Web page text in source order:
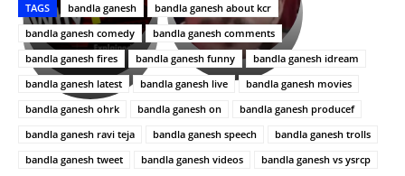
లేకుండా
అసంపూర్ణం
ఇండియా
స్టార్
హీరోయిన్‏గా
శ్రీనిధి
శెట్టి.
రివెంజ్
తీర్చుకున్న
ఉపాసన..
పాపం
రామ్
చరణ్
TAGS bandla ganesh
bandla ganesh about kcr
bandla ganesh comedy
bandla ganesh comments
bandla ganesh fires
bandla ganesh funny
bandla ganesh idream
bandla ganesh latest
bandla ganesh live
bandla ganesh movies
bandla ganesh ohrk
bandla ganesh on
bandla ganesh producef
bandla ganesh ravi teja
bandla ganesh speech
bandla ganesh trolls
bandla ganesh tweet
bandla ganesh videos
bandla ganesh vs ysrcp